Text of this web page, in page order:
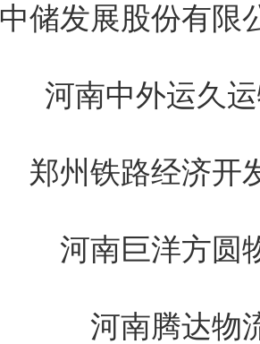
中储发展股份有限
河南中外运久
郑州铁路经济开
河南巨洋方圆
河南腾达物